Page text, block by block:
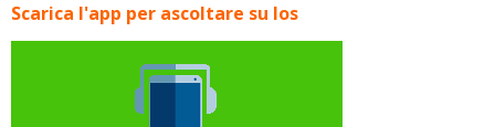
Scarica l'app per ascoltare su Ios